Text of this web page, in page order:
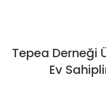
Tepea Derneği
Ev